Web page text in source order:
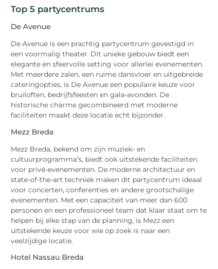
Top 5 partycentrums
De Avenue
De Avenue is een prachtig partycentrum gevestigd in
een voormalig theater. Dit unieke gebouw biedt een
elegante en sfeervolle setting voor allerlei evenementen.
Met meerdere zalen, een ruime dansvloer en uitgebreide
cateringopties, is De Avenue een populaire keuze voor
bruiloften, bedrijfsfeesten en gala-avonden. De
historische charme gecombineerd met moderne
faciliteiten maakt deze locatie echt bijzonder.
Mezz Breda
Mezz Breda, bekend om zijn muziek- en
cultuurprogramma’s, biedt ook uitstekende faciliteiten
voor privé-evenementen. De moderne architectuur en
state-of-the-art techniek maken dit partycentrum ideaal
voor concerten, conferenties en andere grootschalige
evenementen. Met een capaciteit van meer dan 600
personen en een professioneel team dat klaar staat om te
helpen bij elke stap van de planning, is Mezz een
uitstekende keuze voor wie op zoek is naar een
veelzijdige locatie.
Hotel Nassau Breda